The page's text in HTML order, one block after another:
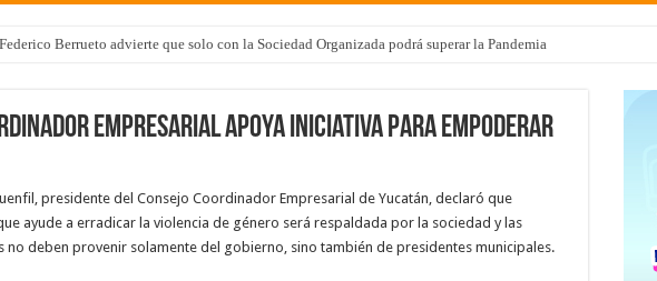
Federico Berrueto advierte que solo con la Sociedad Organizada podrá superar la Pandemia
empresarial apoya iniciativa para empoderar
presidente del Consejo Coordinador Empresarial de Yucatán, declaró que
ayude a erradicar la violencia de género será respaldada por la sociedad y las
no deben provenir solamente del gobierno, sino también de presidentes municipales.